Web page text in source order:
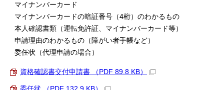
マイナンバーカード
マイナンバーカードの暗証番号（4桁）のわかるもの
本人確認書類（運転免許証、マイナンバーカード等）
申請理由のわかるもの（障がい者手帳など）
委任状（代理申請の場合）
資格確認書交付申請書 （PDF 89.8 KB）